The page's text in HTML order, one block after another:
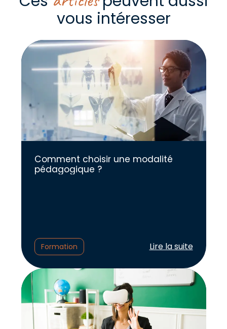
vous intéresser
Comment choisir une modalité
pédagogique ?
Formation Lire l'article :
Lire la suite